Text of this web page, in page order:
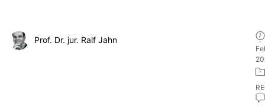
Prof. Dr. jur. Ralf Jahn